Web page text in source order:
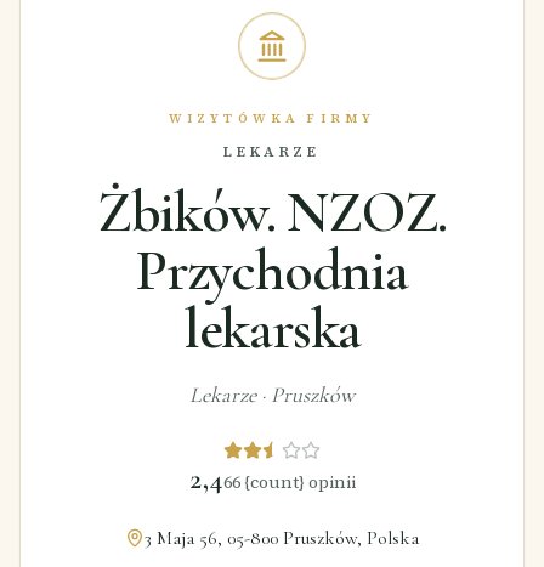
WIZYTÓWKA FIRMY
LEKARZE
Żbików. NZOZ.
Przychodnia
lekarska
Lekarze· Pruszków
2,466 {count} opinii
3 Maja 56, 05-800 Pruszków, Polska